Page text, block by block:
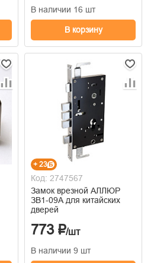
В наличии 16 шт
В корзину
+ 23
Код: 2747567
Замок врезной АЛЛЮР
ЗВ1-09А для китайских
дверей
773 ₽/шт
В наличии 9 шт